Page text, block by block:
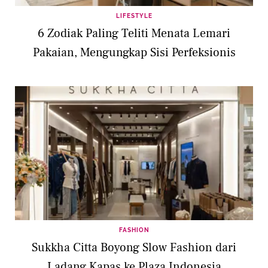
LIFESTYLE
6 Zodiak Paling Teliti Menata Lemari
Pakaian, Mengungkap Sisi Perfeksionis
FASHION
Sukkha Citta Boyong Slow Fashion dari